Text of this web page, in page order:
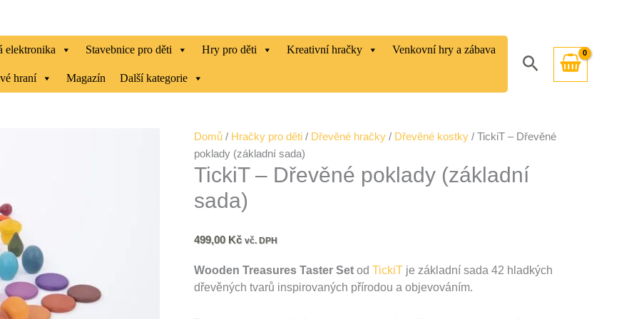
elektronika Stavebnice pro děti Hry pro děti Kreativní hračky Venkovní hry a zábava
hraní Magazín Další kategorie
Hledat
Domů / Hračky pro děti / Dřevěné hračky / Dřevěné kostky / TickiT – Dřevěné
poklady (základní sada)
TickiT – Dřevěné poklady (základní
sada)
499,00 Kč vč. DPH
Wooden Treasures Taster Set od TickiT je základní sada 42 hladkých
dřevěných tvarů inspirovaných přírodou a objevováním.
TickiT
-
Dřevěné
(základní
množství